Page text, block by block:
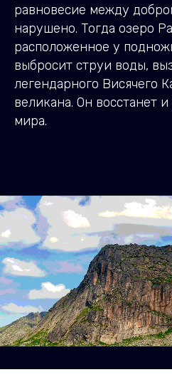
равновесие между
нарушено. Тогда озеро
расположенное у
выбросит струи воды,
легендарного Висячего
великана. Он восстанет
мира.